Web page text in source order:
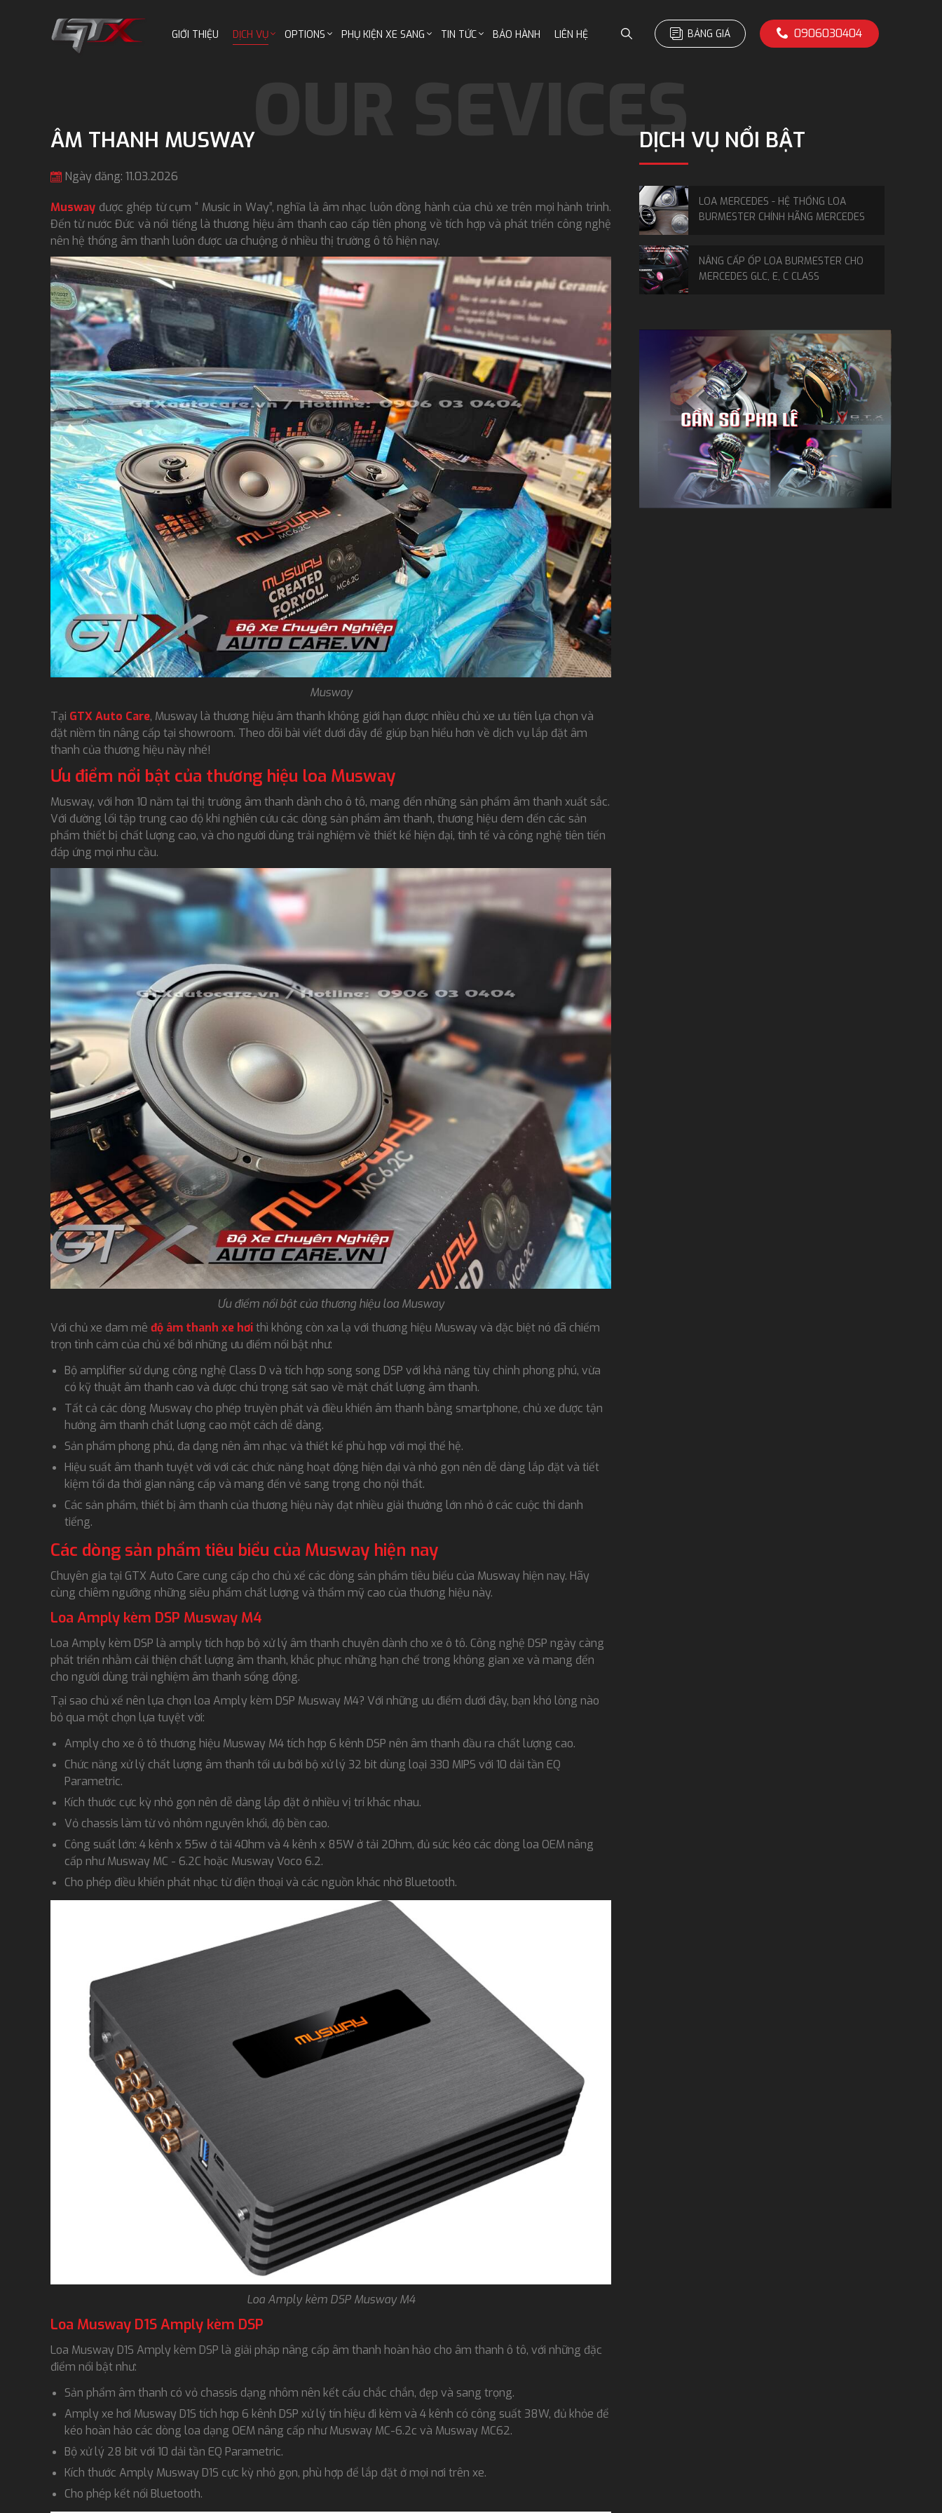
GIỚI THIỆU DỊCH VỤ OPTIONS PHỤ KIỆN XE SANG TIN TỨC BẢO HÀNH LIÊN HỆ BẢNG GIÁ 0906030404
ÂM THANH MUSWAY
Ngày đăng: 11.03.2026
Musway được ghép từ cụm “ Music in Way”, nghĩa là âm nhạc luôn đồng hành của chủ xe trên mọi hành trình.
Đến từ nước Đức và nổi tiếng là thương hiệu âm thanh cao cấp tiên phong về tích hợp và phát triển công nghệ
nên hệ thống âm thanh luôn được ưa chuộng ở nhiều thị trường ô tô hiện nay.
Musway
Tại GTX Auto Care, Musway là thương hiệu âm thanh không giới hạn được nhiều chủ xe ưu tiên lựa chọn và
đặt niềm tin nâng cấp tại showroom. Theo dõi bài viết dưới đây để giúp bạn hiểu hơn về dịch vụ lắp đặt âm
thanh của thương hiệu này nhé!
Ưu điểm nổi bật của thương hiệu loa Musway
Musway, với hơn 10 năm tại thị trường âm thanh dành cho ô tô, mang đến những sản phẩm âm thanh xuất sắc.
Với đường lối tập trung cao độ khi nghiên cứu các dòng sản phẩm âm thanh, thương hiệu đem đến các sản
phẩm thiết bị chất lượng cao, và cho người dùng trải nghiệm về thiết kế hiện đại, tinh tế và công nghệ tiên tiến
đáp ứng mọi nhu cầu.
Ưu điểm nổi bật của thương hiệu loa Musway
Với chủ xe đam mê độ âm thanh xe hơithì không còn xa lạ với thương hiệu Musway và đặc biệt nó đã chiếm
trọn tình cảm của chủ xế bởi những ưu điểm nổi bật như:
Bộ amplifier sử dụng công nghệ Class D và tích hợp song song DSP với khả năng tùy chỉnh phong phú, vừa
có kỹ thuật âm thanh cao và được chú trọng sát sao về mặt chất lượng âm thanh.
Tất cả các dòng Musway cho phép truyền phát và điều khiển âm thanh bằng smartphone, chủ xe được tận
hưởng âm thanh chất lượng cao một cách dễ dàng.
Sản phẩm phong phú, đa dạng nên âm nhạc và thiết kế phù hợp với mọi thế hệ.
Hiệu suất âm thanh tuyệt vời với các chức năng hoạt động hiện đại và nhỏ gọn nên dễ dàng lắp đặt và tiết
kiệm tối đa thời gian nâng cấp và mang đến vẻ sang trọng cho nội thất.
Các sản phẩm, thiết bị âm thanh của thương hiệu này đạt nhiều giải thưởng lớn nhỏ ở các cuộc thi danh
tiếng.
Các dòng sản phẩm tiêu biểu của Musway hiện nay
Chuyên gia tại GTX Auto Care cung cấp cho chủ xế các dòng sản phẩm tiêu biểu của Musway hiện nay. Hãy
cùng chiêm ngưỡng những siêu phẩm chất lượng và thẩm mỹ cao của thương hiệu này.
Loa Amply kèm DSP Musway M4
Loa Amply kèm DSP là amply tích hợp bộ xử lý âm thanh chuyên dành cho xe ô tô. Công nghệ DSP ngày càng
phát triển nhằm cải thiện chất lượng âm thanh, khắc phục những hạn chế trong không gian xe và mang đến
cho người dùng trải nghiệm âm thanh sống động.
Tại sao chủ xế nên lựa chọn loa Amply kèm DSP Musway M4? Với những ưu điểm dưới đây, bạn khó lòng nào
bỏ qua một chọn lựa tuyệt vời:
Amply cho xe ô tô thương hiệu Musway M4 tích hợp 6 kênh DSP nên âm thanh đầu ra chất lượng cao.
Chức năng xử lý chất lượng âm thanh tối ưu bởi bộ xử lý 32 bit dùng loại 330 MIPS với 10 dải tần EQ
Parametric.
Kích thước cực kỳ nhỏ gọn nên dễ dàng lắp đặt ở nhiều vị trí khác nhau.
Vỏ chassis làm từ vỏ nhôm nguyên khối, độ bền cao.
Công suất lớn: 4 kênh x 55w ở tải 40hm và 4 kênh x 85W ở tải 20hm, đủ sức kéo các dòng loa OEM nâng
cấp như Musway MC - 6.2C hoặc Musway Voco 6.2.
Cho phép điều khiển phát nhạc từ điện thoại và các nguồn khác nhờ Bluetooth.
Loa Amply kèm DSP Musway M4
Loa Musway D1S Amply kèm DSP
Loa Musway D1S Amply kèm DSP là giải pháp nâng cấp âm thanh hoàn hảo cho âm thanh ô tô, với những đặc
điểm nổi bật như:
Sản phẩm âm thanh có vỏ chassis dạng nhôm nên kết cấu chắc chắn, đẹp và sang trọng.
Amply xe hơi Musway D1S tích hợp 6 kênh DSP xử lý tín hiệu đi kèm và 4 kênh có công suất 38W, đủ khỏe để
kéo hoàn hảo các dòng loa dạng OEM nâng cấp như Musway MC-6.2c và Musway MC62.
Bộ xử lý 28 bit với 10 dải tần EQ Parametric.
Kích thước Amply Musway D1S cực kỳ nhỏ gọn, phù hợp để lắp đặt ở mọi nơi trên xe.
Cho phép kết nối Bluetooth.
DỊCH VỤ NỔI BẬT
LOA MERCEDES - HỆ THỐNG LOA
BURMESTER CHÍNH HÃNG MERCEDES
NÂNG CẤP ỐP LOA BURMESTER CHO
MERCEDES GLC, E, C CLASS